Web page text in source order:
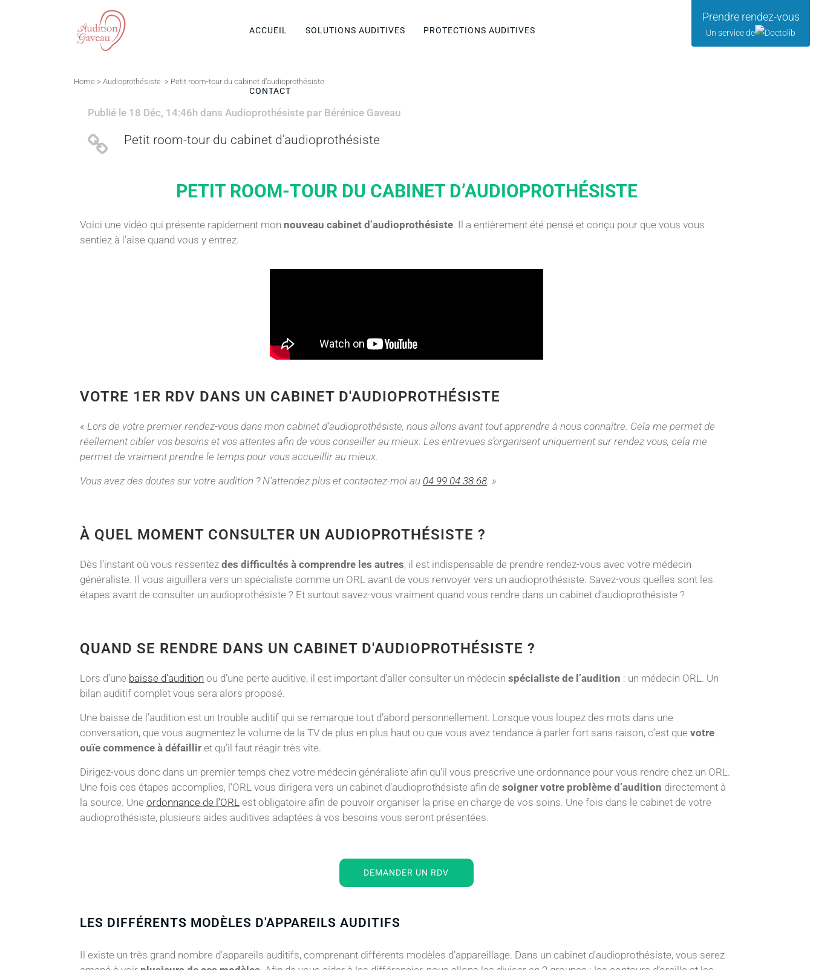
Prendre rendez-vous
Un service de
ACCUEIL SOLUTIONS AUDITIVES PROTECTIONS AUDITIVES
CONTACT
Home > Audioprothésiste > Petit room-tour du cabinet d’audioprothésiste
Publié le 18 Déc, 14:46h dans Audioprothésiste par Bérénice Gaveau
Petit room-tour du cabinet d’audioprothésiste
PETIT ROOM-TOUR DU CABINET D’AUDIOPROTHÉSISTE
Voici une vidéo qui présente rapidement mon nouveau cabinet d’audioprothésiste. Il a entièrement été pensé et conçu pour que vous vous
sentiez à l’aise quand vous y entrez.
VOTRE 1ER RDV DANS UN CABINET D'AUDIOPROTHÉSISTE
« Lors de votre premier rendez-vous dans mon cabinet d’audioprothésiste, nous allons avant tout apprendre à nous connaître. Cela me permet de
réellement cibler vos besoins et vos attentes afin de vous conseiller au mieux. Les entrevues s’organisent uniquement sur rendez vous, cela me
permet de vraiment prendre le temps pour vous accueillir au mieux.
Vous avez des doutes sur votre audition ? N’attendez plus et contactez-moi au 04 99 04 38 68. »
À QUEL MOMENT CONSULTER UN AUDIOPROTHÉSISTE ?
Dès l’instant où vous ressentez des difficultés à comprendre les autres, il est indispensable de prendre rendez-vous avec votre médecin
généraliste. Il vous aiguillera vers un spécialiste comme un ORL avant de vous renvoyer vers un audioprothésiste. Savez-vous quelles sont les
étapes avant de consulter un audioprothésiste ? Et surtout savez-vous vraiment quand vous rendre dans un cabinet d’audioprothésiste ?
QUAND SE RENDRE DANS UN CABINET D'AUDIOPROTHÉSISTE ?
Lors d’une baisse d’audition ou d’une perte auditive, il est important d’aller consulter un médecin spécialiste de l’audition : un médecin ORL. Un
bilan auditif complet vous sera alors proposé.
Une baisse de l’audition est un trouble auditif qui se remarque tout d’abord personnellement. Lorsque vous loupez des mots dans une
conversation, que vous augmentez le volume de la TV de plus en plus haut ou que vous avez tendance à parler fort sans raison, c’est que votre
ouïe commence à défaillir et qu’il faut réagir très vite.
Dirigez-vous donc dans un premier temps chez votre médecin généraliste afin qu’il vous prescrive une ordonnance pour vous rendre chez un ORL.
Une fois ces étapes accomplies, l’ORL vous dirigera vers un cabinet d’audioprothésiste afin de soigner votre problème d’audition directement à
la source. Une ordonnance de l’ORL est obligatoire afin de pouvoir organiser la prise en charge de vos soins. Une fois dans le cabinet de votre
audioprothésiste, plusieurs aides auditives adaptées à vos besoins vous seront présentées.
DEMANDER UN RDV
LES DIFFÉRENTS MODÈLES D'APPAREILS AUDITIFS
Il existe un très grand nombre d’appareils auditifs, comprenant différents modèles d’appareillage. Dans un cabinet d’audioprothésiste, vous serez